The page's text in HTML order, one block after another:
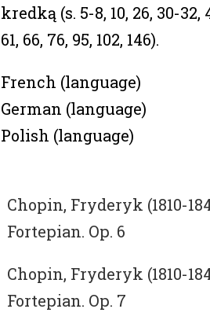
kredką (s. 5-8, 10, 26, 30-32,
61, 66, 76, 95, 102, 146).
French (language)
German (language)
Polish (language)
Chopin, Fryderyk (1810-
Fortepian. Op. 6
Chopin, Fryderyk (1810-
Fortepian. Op. 7